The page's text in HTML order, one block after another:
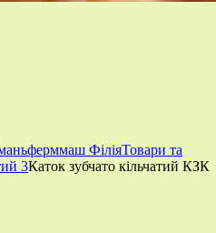
ФіліяТовари та
3Каток зубчато кільчатий КЗК